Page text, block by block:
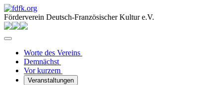
Förderverein Deutsch-Französischer Kultur e.V.
Worte des Vereins
Demnächst
Vor kurzem
Veranstaltungen